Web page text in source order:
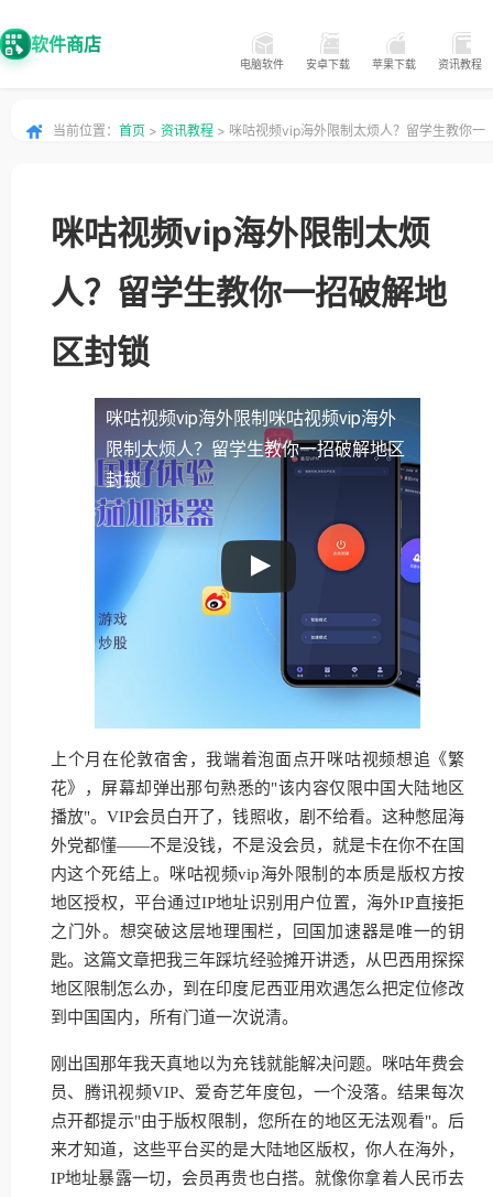
软件商店
电脑软件 安卓下载 苹果下载 资讯教程
当前位置： 首页 > 资讯教程 > 咪咕视频vip海外限制太烦人？留学生教你一
咪咕视频vip海外限制太烦
人？留学生教你一招破解地
区封锁
咪咕视频vip海外限制 咪咕视频vip海外
限制太烦人？留学生教你一招破解地区
封锁
上个月在伦敦宿舍，我端着泡面点开咪咕视频想追《繁
花》，屏幕却弹出那句熟悉的"该内容仅限中国大陆地区
播放"。VIP会员白开了，钱照收，剧不给看。这种憋屈海
外党都懂——不是没钱，不是没会员，就是卡在你不在国
内这个死结上。咪咕视频vip海外限制的本质是版权方按
地区授权，平台通过IP地址识别用户位置，海外IP直接拒
之门外。想突破这层地理围栏，回国加速器是唯一的钥
匙。这篇文章把我三年踩坑经验摊开讲透，从巴西用探探
地区限制怎么办，到在印度尼西亚用欢遇怎么把定位修改
到中国国内，所有门道一次说清。
刚出国那年我天真地以为充钱就能解决问题。咪咕年费会
员、腾讯视频VIP、爱奇艺年度包，一个没落。结果每次
点开都提示"由于版权限制，您所在的地区无法观看"。后
来才知道，这些平台买的是大陆地区版权，你人在海外，
IP地址暴露一切，会员再贵也白搭。就像你拿着人民币去